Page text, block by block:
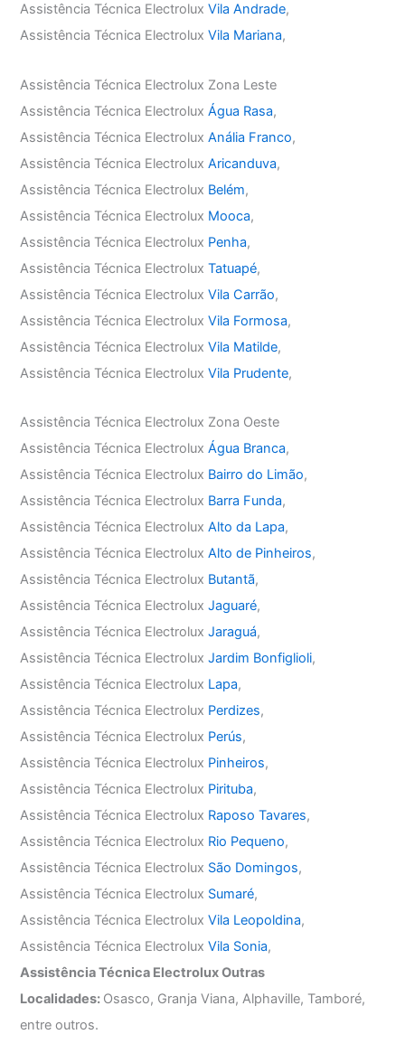
Assistência Técnica ElectroluxVila Andrade,
Assistência Técnica ElectroluxVila Mariana,
Assistência Técnica Electrolux Zona Leste
Assistência Técnica ElectroluxÁgua Rasa,
Assistência Técnica ElectroluxAnália Franco,
Assistência Técnica ElectroluxAricanduva,
Assistência Técnica Electrolux Belém,
Assistência Técnica Electrolux Mooca,
Assistência Técnica Electrolux Penha,
Assistência Técnica ElectroluxTatuapé,
Assistência Técnica ElectroluxVila Carrão,
Assistência Técnica ElectroluxVila Formosa,
Assistência Técnica ElectroluxVila Matilde,
Assistência Técnica ElectroluxVila Prudente,
Assistência Técnica Electrolux Zona Oeste
Assistência Técnica ElectroluxÁgua Branca,
Assistência Técnica Electrolux Bairro do Limão,
Assistência Técnica Electrolux Barra Funda,
Assistência Técnica ElectroluxAlto da Lapa,
Assistência Técnica ElectroluxAlto de Pinheiros,
Assistência Técnica Electrolux Butantã,
Assistência Técnica ElectroluxJaguaré,
Assistência Técnica ElectroluxJaraguá,
Assistência Técnica ElectroluxJardim Bonfiglioli,
Assistência Técnica Electrolux Lapa,
Assistência Técnica Electrolux Perdizes,
Assistência Técnica Electrolux Perús,
Assistência Técnica Electrolux Pinheiros,
Assistência Técnica Electrolux Pirituba,
Assistência Técnica Electrolux Raposo Tavares,
Assistência Técnica Electrolux Rio Pequeno,
Assistência Técnica Electrolux São Domingos,
Assistência Técnica Electrolux Sumaré,
Assistência Técnica ElectroluxVila Leopoldina,
Assistência Técnica ElectroluxVila Sonia,
Assistência Técnica Electrolux Outras
Localidades: Osasco, Granja Viana, Alphaville, Tamboré,
entre outros.